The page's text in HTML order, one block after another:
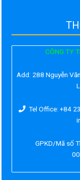
CÔNG TY
Add: 288 Nguyễn
Tel Office: +84
GPKD/Mã số